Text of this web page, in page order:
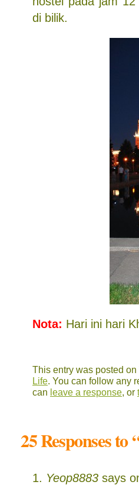
di bilik.
Nota: Hari ini hari
This entry was posted
Life . You can follow any
can leave a response , or
25 Responses
Yeop8883 says